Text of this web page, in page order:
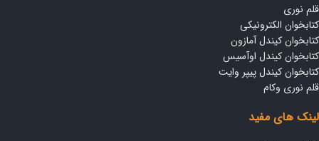
قلم نوری
کتابخوان الکترونیکی
کتابخوان کیندل آمازون
کتابخوان کیندل اوآسیس
کتابخوان کیندل پیپر وایت
قلم نوری وکام
لینک های مفید